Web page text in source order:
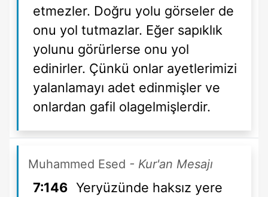
etmezler. Doğru yolu görseler de
onu yol tutmazlar. Eğer sapıklık
yolunu görürlerse onu yol
edinirler. Çünkü onlar ayetlerimizi
yalanlamayı adet edinmişler ve
onlardan gafil olagelmişlerdir.
Muhammed Esed - Kur'an Mesajı
7:146 Yeryüzünde haksız yere